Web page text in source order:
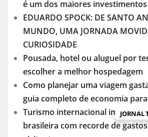
é um dos maiores
EDUARDO SPOCK: DE SANTO
MUNDO, UMA JORNADA
CURIOSIDADE
Pousada, hotel ou aluguel por
escolher a melhor hospedagem
Como planejar uma viagem
guia completo de economia
Turismo internacional
brasileira com recorde de
JORNAL